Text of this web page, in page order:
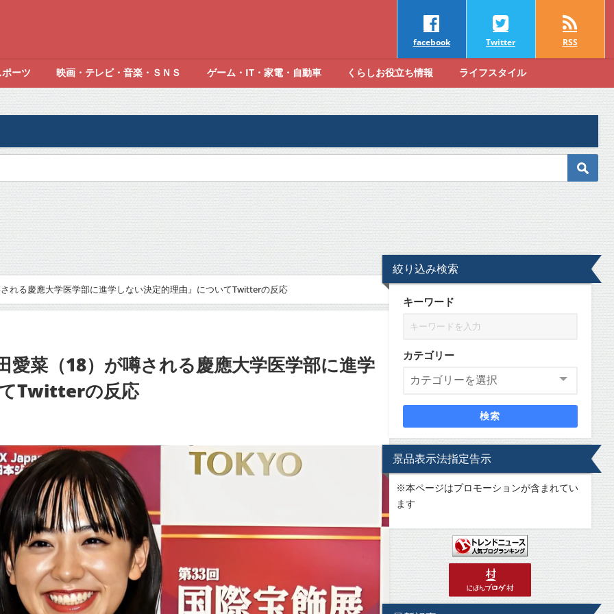
facebook Twitter RSS
ーツ 映画・テレビ・音楽・ＳＮＳ ゲーム・IT・家電・自動車 くらしお役立ち情報 ライフスタイル
れる慶應大学医学部に進学しない決定的理由』についてTwitterの反応
愛菜（18）が噂される慶應大学医学部に進学
Twitterの反応
絞り込み検索
キーワード
カテゴリー
検索
景品表示法指定告示
※本ページはプロモーションが含まれてい
ます